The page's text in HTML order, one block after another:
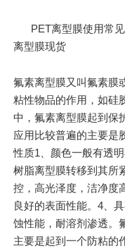
PET离型膜使用常
离型膜现货
氟素离型膜又叫氟素膜
粘性物品的作用，如硅
中，氟素离型膜起到保
应用比较普遍的主要是
性质1、颜色一般有透
树脂离型膜转移到其所
控，高光泽度，洁净度
良好的表面性能。4、
蚀性能，耐溶剂渗透。
主要是起到一个防粘的